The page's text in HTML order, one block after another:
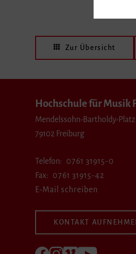
Zur Übersicht
Hochschule für Musik
Mendelssohn-Bartholdy-Platz
79102 Freiburg
Telefon
0761 31915-0
Fax
0761 31915-42
E-Mail schreiben
KONTAKT